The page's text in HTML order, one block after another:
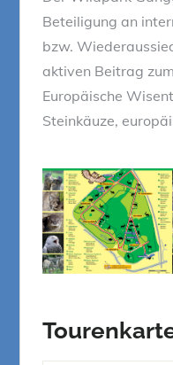
Beteiligung an
bzw.
aktiven Beitrag
Europäische
Steinkäuze,